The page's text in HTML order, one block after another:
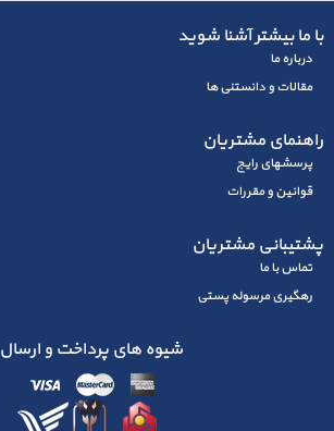
با ما بیشتر آشنا شوید
درباره ما
مقالات و دانستنی ها
راهنمای مشتریان
پرسشهای رايج
قوانین و مقررات
پشتیبانی مشتریان
تماس با ما
رهگیری مرسوله پستی
شیوه های پرداخت و ارسال